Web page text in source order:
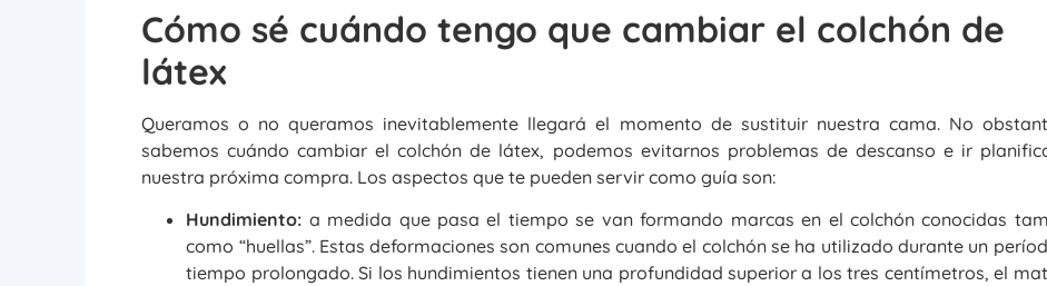
Cómo sé cuándo tengo que cambiar el colchón de
látex
Queramos o no queramos inevitablemente llegará el momento de sustituir nuestra cama. No
sabemos cuándo cambiar el colchón de látex, podemos evitarnos problemas de descanso e ir
nuestra próxima compra. Los aspectos que te pueden servir como guía son:
Hundimiento: a medida que pasa el tiempo se van formando marcas en el colchón conocidas
como “huellas”. Estas deformaciones son comunes cuando el colchón se ha utilizado durante un
tiempo prolongado. Si los hundimientos tienen una profundidad superior a los tres centímetros, el